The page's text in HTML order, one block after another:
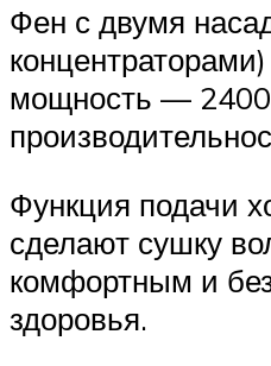
Фен с двумя
мощность —
Функция подачи
сделают сушку
комфортным и
здоровья.